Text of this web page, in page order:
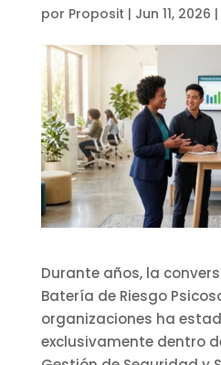
por Proposit | Jun 11, 2026 |
Durante años, la
Batería de Riesgo
organizaciones ha
exclusivamente dentro